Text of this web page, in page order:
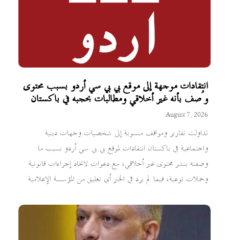
انتقادات موجهة إلى موقع بي بي سي أردو بسبب محتوى
وُصف بأنه غير أخلاقي ومطالبات بحجبه في باكستان
August 7, 2026
تداولت تقارير ومواقف منسوبة إلى شخصيات وجهات دينية
واجتماعية في باكستان انتقادات لموقع بي بي سي أردو بسبب ما
وصفته بنشر محتوى غير أخلاقي، مع دعوات لاتخاذ إجراءات قانونية
وحملات توعية، فيما لم يرد في الخبر أي تعليق من المؤسسة الإعلامية